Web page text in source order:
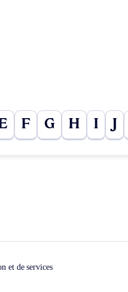
F G H I
et de services